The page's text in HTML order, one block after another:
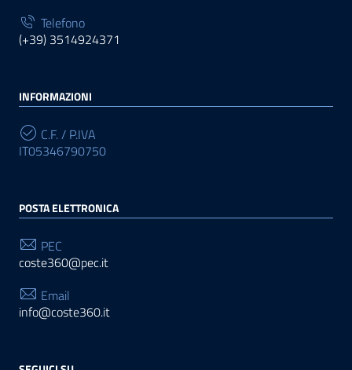
Telefono
(+39) 3514924371
INFORMAZIONI
C.F. / P.IVA
IT05346790750
POSTA ELETTRONICA
PEC
coste360@pec.it
Email
info@coste360.it